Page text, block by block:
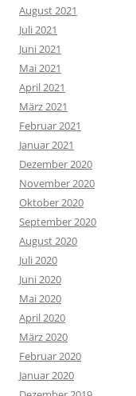
August 2021
Juli 2021
Juni 2021
Mai 2021
April 2021
März 2021
Februar 2021
Januar 2021
Dezember 2020
November 2020
Oktober 2020
September 2020
August 2020
Juli 2020
Juni 2020
Mai 2020
April 2020
März 2020
Februar 2020
Januar 2020